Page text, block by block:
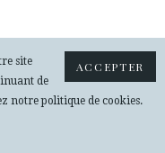
ACCEPTER
site
de
notre politique de cookies.